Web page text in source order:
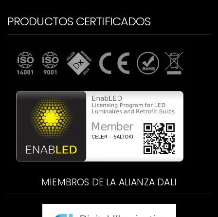
PRODUCTOS CERTIFICADOS
MIEMBROS DE LA ALIANZA DALI